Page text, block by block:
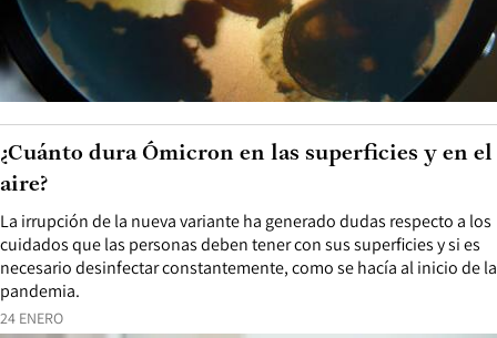
24 ENERO
La irrupción de la nueva variante ha generado dudas respecto a los
cuidados que las personas deben tener con sus superficies y si es
necesario desinfectar constantemente, como se hacía al inicio de la
pandemia.
¿Cuánto dura Ómicron en las superficies y en el
aire?